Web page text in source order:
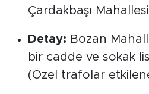
Çardakbaşı
Detay: Bozan
bir cadde ve sokak
(Özel trafolar